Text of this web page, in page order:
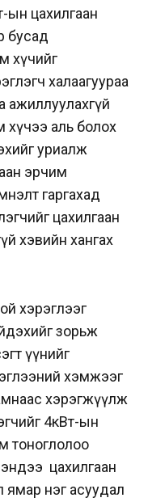
ын цахилгаан
бусад
хүчийг
халаагуураа
ажиллуулахгүй
хүчээ аль болох
уриалж
эрчим
гаргахад
цахилгаан
хэвийн хангах
хэрэглээг
зорьж
үүнийг
хэмжээг
хэрэгжүүлж
4кВт-ын
тоноглолоо
цахилгаан
ямар нэг асуудал